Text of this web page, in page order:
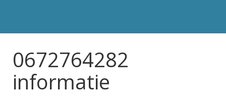
0672764282
informatie